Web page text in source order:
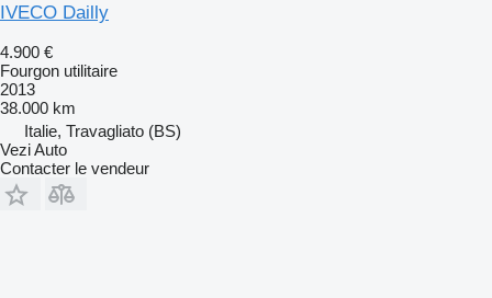
IVECO Dailly
4.900 €
Fourgon utilitaire
2013
38.000 km
Italie, Travagliato (BS)
Vezi Auto
Contacter le vendeur